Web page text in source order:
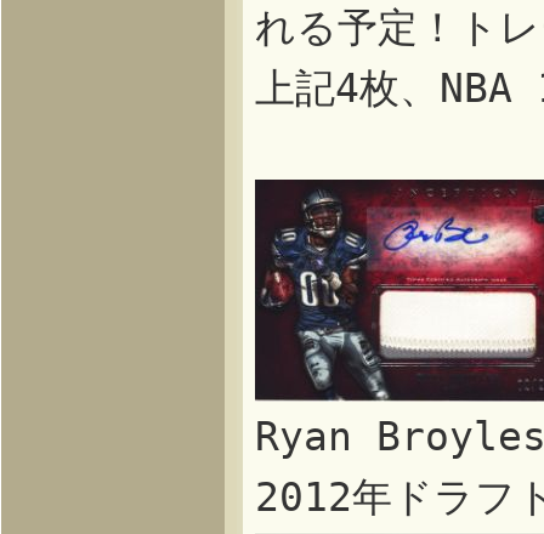
れる予定！ト
上記4枚、
Ryan Broyles
2012年ドラフ